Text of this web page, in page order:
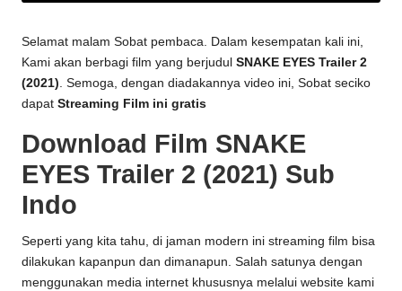
Selamat malam Sobat pembaca. Dalam kesempatan kali ini,
Kami akan berbagi film yang berjudul SNAKE EYES Trailer 2
(2021). Semoga, dengan diadakannya video ini, Sobat seciko
dapat Streaming Film ini gratis
Download Film SNAKE
EYES Trailer 2 (2021) Sub
Indo
Seperti yang kita tahu, di jaman modern ini streaming film bisa
dilakukan kapanpun dan dimanapun. Salah satunya dengan
menggunakan media internet khususnya melalui website kami